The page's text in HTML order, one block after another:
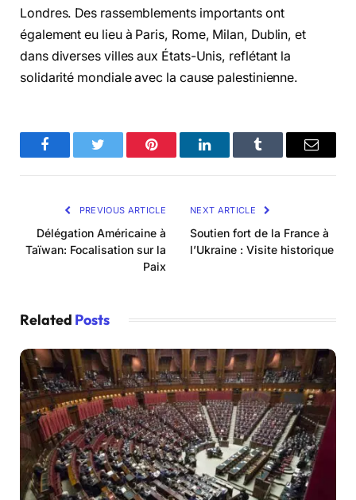
Londres. Des rassemblements importants ont
également eu lieu à Paris, Rome, Milan, Dublin, et
dans diverses villes aux États-Unis, reflétant la
solidarité mondiale avec la cause palestinienne.
FacebookTwitter Pinterest LinkedInTumblr Email
PREVIOUS ARTICLE
Délégation Américaine à
Taïwan: Focalisation sur la
Paix
NEXT ARTICLE
Soutien fort de la France à
l’Ukraine : Visite historique
Related Posts